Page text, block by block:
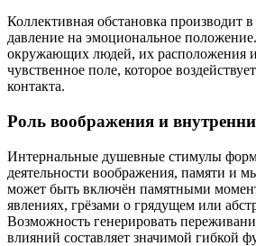
Коллективная обстановка производит
давление на эмоциональное
окружающих людей, их расположения
чувственное поле, которое
контакта.
Роль воображения и
Интернальные душевные стимулы
деятельности воображения, памяти и
может быть включён памятными
явлениях, грёзами о грядущем или
Возможность генерировать
влияний составляет значимой гибкой